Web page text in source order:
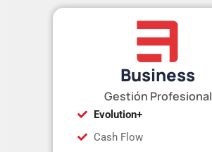
Business
Gestión Profesional
Evolution+
Cash Flow